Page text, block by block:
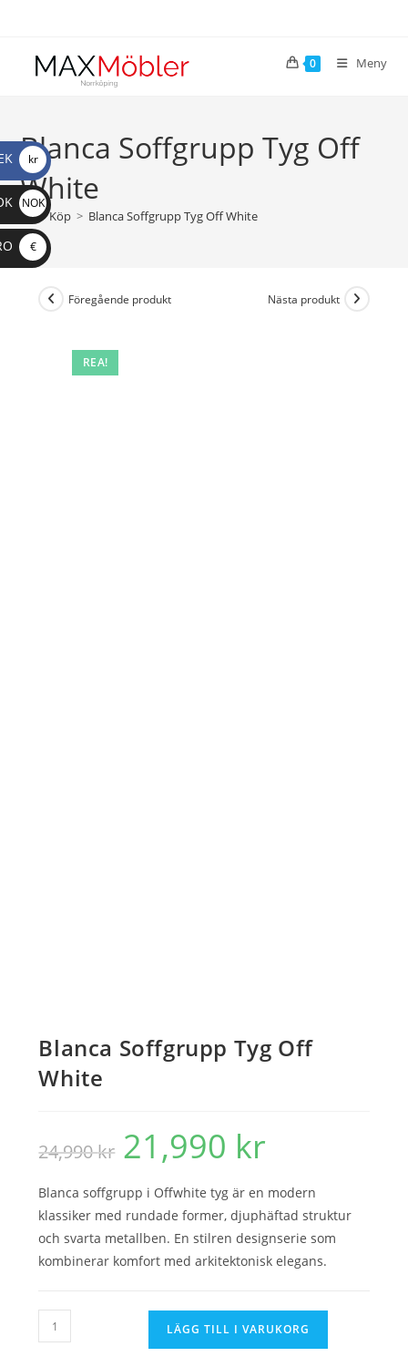
0 Meny
Blanca Soffgrupp Tyg Off
White
> Köp > Blanca Soffgrupp Tyg Off White
REA!
Föregående produkt Nästa produkt
Blanca Soffgrupp Tyg Off
White
24,990kr
Det
ursprungliga
priset
24,990 kr.
21,990 kr
21,990 kr.
Blanca soffgrupp i Offwhite tyg är en modern
klassiker med rundade former, djuphäftad struktur
och svarta metallben. En stilren designserie som
kombinerar komfort med arkitektonisk elegans.
Blanca
Soffgrupp
LÄGG TILL I VARUKORG
kr
NOK
€